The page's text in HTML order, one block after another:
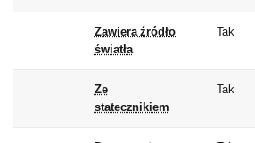
Zawiera źródło
światła
Tak
Ze
statecznikiem
Tak